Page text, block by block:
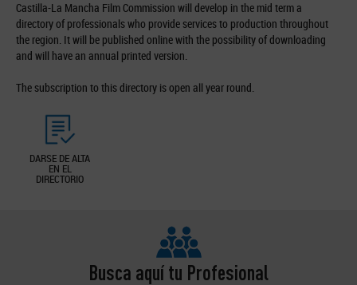
Castilla-La Mancha Film Commission will develop in the mid term a
directory of professionals who provide services to production throughout
the region. It will be published online with the possibility of downloading
and will have an annual printed version.
The subscription to this directory is open all year round.
DARSE DE ALTA
EN EL
DIRECTORIO
Busca aquí tu Profesional